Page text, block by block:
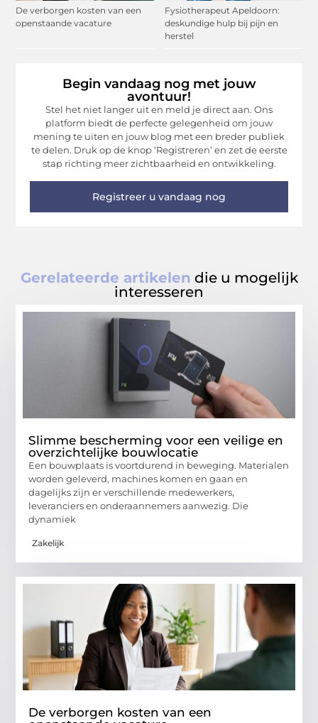
De verborgen kosten van een
openstaande vacature
Fysiotherapeut Apeldoorn:
deskundige hulp bij pijn en
herstel
Begin vandaag nog met jouw
avontuur!
Stel het niet langer uit en meld je direct aan. Ons
platform biedt de perfecte gelegenheid om jouw
mening te uiten en jouw blog met een breder publiek
te delen. Druk op de knop ‘Registreren’ en zet de eerste
stap richting meer zichtbaarheid en ontwikkeling.
Registreer u vandaag nog
Gerelateerde artikelen die u mogelijk
interesseren
Slimme bescherming voor een veilige en
overzichtelijke bouwlocatie
Een bouwplaats is voortdurend in beweging. Materialen
worden geleverd, machines komen en gaan en
dagelijks zijn er verschillende medewerkers,
leveranciers en onderaannemers aanwezig. Die
dynamiek
Zakelijk
De verborgen kosten van een